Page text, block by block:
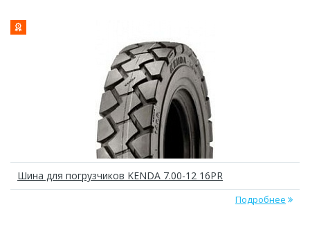
Шина для погрузчиков KENDA 7.00-12 16PR
Подробнее